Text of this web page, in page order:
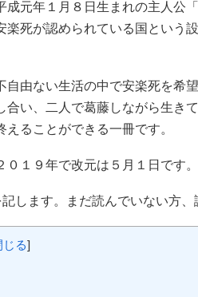
元年１月８日生まれの主人公
死が認められている国という
由ない生活の中で安楽死を希
い、二人で葛藤しながら生き
ることができる一冊です。
１９年で改元は５月１日です。
します。まだ読んでいない方、
じる]